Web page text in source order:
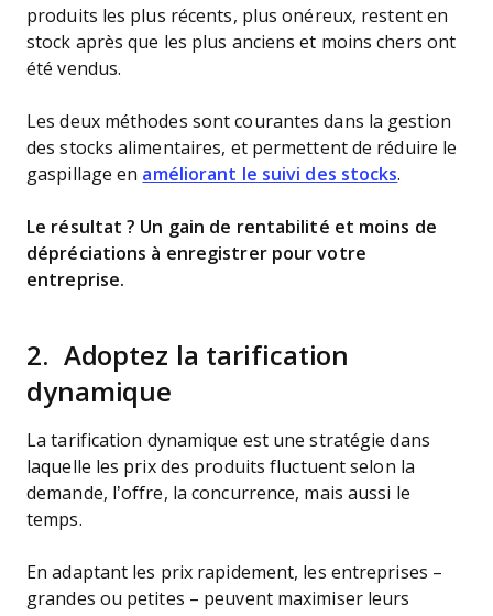
produits les plus récents, plus onéreux, restent en
stock après que les plus anciens et moins chers ont
été vendus.
Les deux méthodes sont courantes dans la gestion
des stocks alimentaires, et permettent de réduire le
gaspillage en améliorant le suivi des stocks.
Le résultat ? Un gain de rentabilité et moins de
dépréciations à enregistrer pour votre
entreprise.
2. Adoptez la tarification
dynamique
La tarification dynamique est une stratégie dans
laquelle les prix des produits fluctuent selon la
demande, l’offre, la concurrence, mais aussi le
temps.
En adaptant les prix rapidement, les entreprises –
grandes ou petites – peuvent maximiser leurs